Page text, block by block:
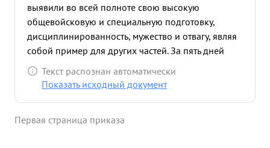
выявили во всей полноте свою высокую
общевойсковую и специальную подготовку,
дисциплинированность, мужество и отвагу, являя
собой пример для других частей. За пять дней
ожесточенных боев с наступавшими немцами,
подвижными отрядами заграждений частей
бронетранспортеров - 1, солдат и офицеров до
Текст распознан автоматически
Показать исходный документ
Первая страница приказа